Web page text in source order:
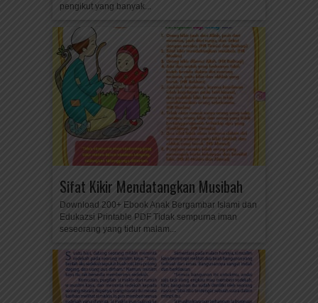
pengikut yang banyak...
Sifat Kikir Mendatangkan Musibah
Download 200+ Ebook Anak Bergambar Islami dan
Edukazsi Printable PDF Tidak sempurna iman
seseorang yang tidur malam...